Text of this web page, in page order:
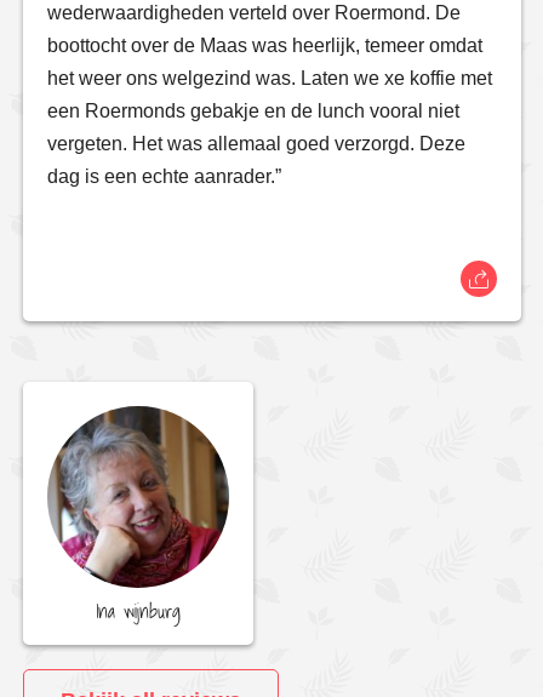
wederwaardigheden verteld over Roermond. De
boottocht over de Maas was heerlijk, temeer omdat
het weer ons welgezind was. Laten we xe koffie met
een Roermonds gebakje en de lunch vooral niet
vergeten. Het was allemaal goed verzorgd. Deze
dag is een echte aanrader.”
Ina wijnburg